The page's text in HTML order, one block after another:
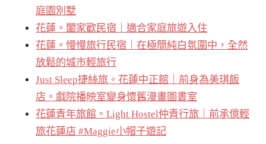
庭園別墅
花蓮。闔家歡民宿｜適合家庭旅遊入住
花蓮。慢慢旅行民宿｜在極簡純白氛圍中，全然
放鬆的城市輕旅行
Just Sleep捷絲旅。花蓮中正館｜前身為美琪飯
店。戲院播映室變身懷舊漫畫圖書室
花蓮青年旅館。Light Hostel仲青行旅｜前承億輕
旅花蓮店 #Maggie小帽子遊記